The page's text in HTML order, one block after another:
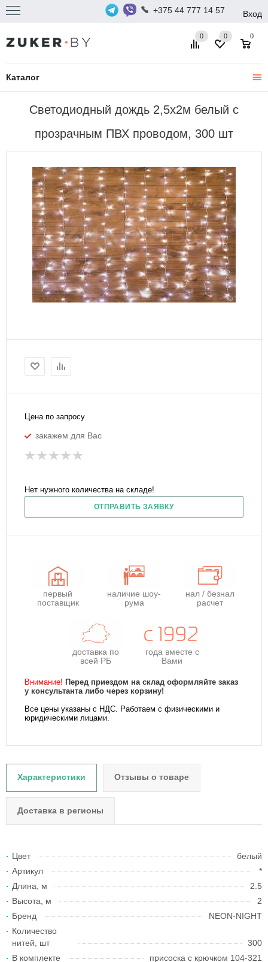
+375 44 777 14 57 Вход
Каталог
0 0
0
Светодиодный дождь 2,5x2м белый с
прозрачным ПВХ проводом, 300 шт
Цена по запросу
закажем для Вас
Нет нужного количества на складе!
ОТПРАВИТЬ ЗАЯВКУ
первый
поставщик
наличие шоу-
рума
нал / безнал
расчет
доставка по
всей РБ
года вместе с
Вами
Внимание! Перед приездом на склад оформляйте заказ
у консультанта либо через корзину!
Все цены указаны с НДС. Работаем с физическими и
юридическими лицами.
Характеристики Отзывы о товаре
Доставка в регионы
Цвет
белый
Артикул
*
Длина, м
2.5
Высота, м
2
Бренд
NEON-NIGHT
Количество
нитей, шт
300
В комплекте
присоска с крючком 104-321